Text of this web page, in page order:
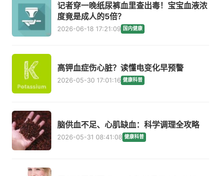
记者穿一晚纸尿裤血里查出毒！宝宝血液浓
度竟是成人的5倍？
2026-06-18 17:21:09 国内健康
高钾血症伤心脏？读懂电变化早预警
2026-05-30 17:01:16 健康科普
脑供血不足、心肌缺血：科学调理全攻略
2026-05-31 08:41:08 健康科普